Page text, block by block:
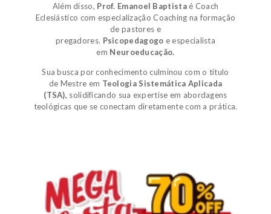
Além disso, Prof. Emanoel Baptistaé Coach
Eclesiástico com especialização Coaching na formação
de pastores e
pregadores. Psicopedagogo e especialista
em Neuroeducação.
Sua busca por conhecimento culminou com o título
de Mestre em Teologia Sistemática Aplicada
(TSA), solidificando sua expertise em abordagens
teológicas que se conectam diretamente com a prática.